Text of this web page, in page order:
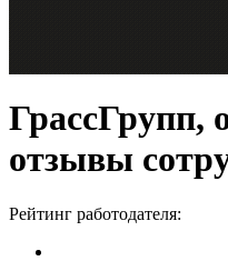
ГрассГрупп,
отзывы
Рейтинг работодателя: